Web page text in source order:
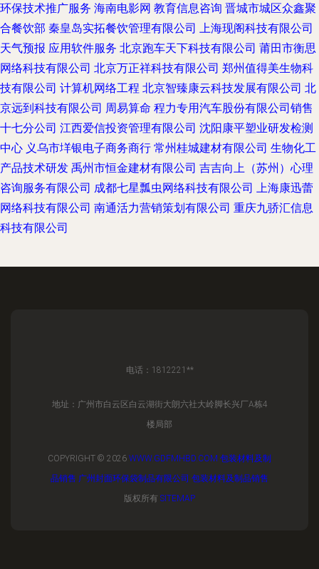
环保技术推广服务 海南电影网 教育信息咨询 晋城市城区众鑫聚
合餐饮部 秦皇岛实拓餐饮管理有限公司 上海现阁科技有限公司
天气预报 应用软件服务 北京跑车天下科技有限公司 莆田市衡思
网络科技有限公司 北京万正祥科技有限公司 郑州值得美生物科
技有限公司 计算机网络工程 北京智臻康云科技发展有限公司 北
京远到科技有限公司 周易算命 程力专用汽车股份有限公司销售
十七分公司 江西爱信投资管理有限公司 沈阳康平塑业研发检测
中心 义乌市垟银电子商务商行 常州桂城建材有限公司 生物化工
产品技术研发 禹州市恒金建材有限公司 吉吉向上（苏州）心理
咨询服务有限公司 成都七星瓢虫网络科技有限公司 上海康迅蕾
网络科技有限公司 南通活力营销策划有限公司 重庆九骄汇信息
科技有限公司
电话：1812221**
地址：广州市白云区白云湖街大朗六社大岭脚长兴厂A栋4
楼局部
COPYRIGHT © 2026 WWW.GDFMHBD.COM 包装材料及制
品销售 广州封面环保袋制品有限公司 包装材料及制品销售
版权所有 SITEMAP